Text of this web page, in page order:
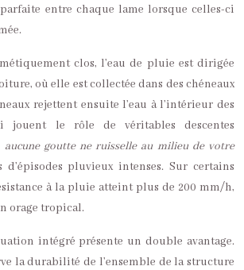
entre chaque lame lorsque celles-ci
clos, l’eau de pluie est dirigée
où elle est collectée dans des chéneaux
rejettent ensuite l’eau à l’intérieur des
jouent le rôle de véritables descentes
aucune goutte ne ruisselle au milieu de votre
d’épisodes pluvieux intenses. Sur certains
à la pluie atteint plus de 200 mm/h,
orage tropical.
intégré présente un double avantage.
la durabilité de l’ensemble de la structure